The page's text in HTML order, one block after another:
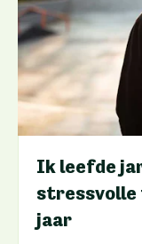
Ik leefde
stressvolle
jaar